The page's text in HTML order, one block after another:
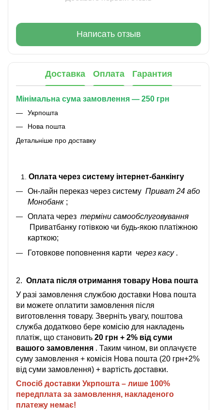
Написать отзыв
Доставка Оплата Гарантия
Мінімальна сума замовлення — 250 грн
Укрпошта
Нова пошта
Детальніше про доставку
Оплата через систему інтернет-банкінгу
Он-лайн переказ через систему Приват 24 або
Монобанк ;
Оплата через терміни самообслуговування
Приватбанку готівкою чи будь-якою платіжною
карткою;
Готовкове поповнення карти через касу.
2. Оплата після отримання товару Нова пошта
У разі замовлення службою доставки Нова пошта
ви можете оплатити замовлення після
виготовлення товару. Зверніть увагу, поштова
служба додатково бере комісію для накладень
платіж, що становить 20 грн + 2% від суми
вашого замовлення . Таким чином, ви оплачуєте
суму замовлення + комісія Нова пошта (20 грн+2%
від суми замовлення) + вартість доставки.
Спосіб доставки Укрпошта – лише 100%
передплата за замовлення, накладеного
платежу немає!